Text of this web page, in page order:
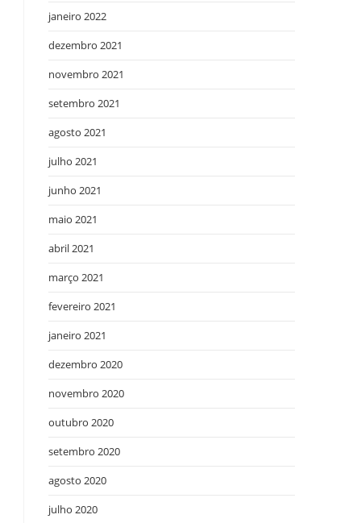
janeiro 2022
dezembro 2021
novembro 2021
setembro 2021
agosto 2021
julho 2021
junho 2021
maio 2021
abril 2021
março 2021
fevereiro 2021
janeiro 2021
dezembro 2020
novembro 2020
outubro 2020
setembro 2020
agosto 2020
julho 2020